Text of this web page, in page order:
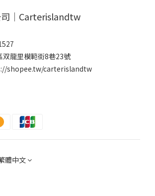
｜Carterislandtw
双龍里模範街8巷23號
shopee.tw/carterislandtw
體中文